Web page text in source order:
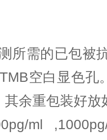
所需的已包被
空白显色孔
余重包装好放
ml